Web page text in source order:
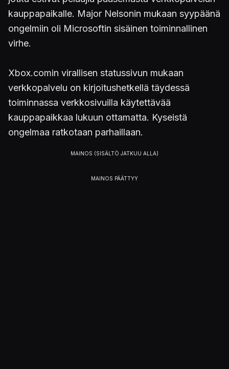
kauppapaikalle. Major Nelsonin mukaan syypäänä
ongelmiin oli Microsoftin sisäinen toiminnallinen
virhe.
Xbox.comin virallisen statussivun mukaan
verkkopalvelu on kirjoitushetkellä täydessä
toiminnassa verkkosivuilla käytettävää
kauppapaikkaa lukuun ottamatta. Kyseistä
ongelmaa ratkotaan parhaillaan.